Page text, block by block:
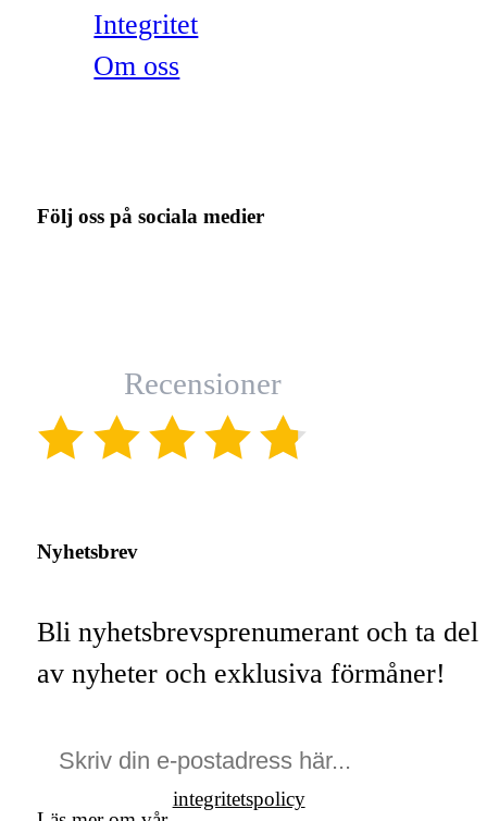
Integritet
Om oss
Följ oss på sociala medier
Recensioner
Nyhetsbrev
Bli nyhetsbrevsprenumerant och ta del
av nyheter och exklusiva förmåner!
integritetspolicy